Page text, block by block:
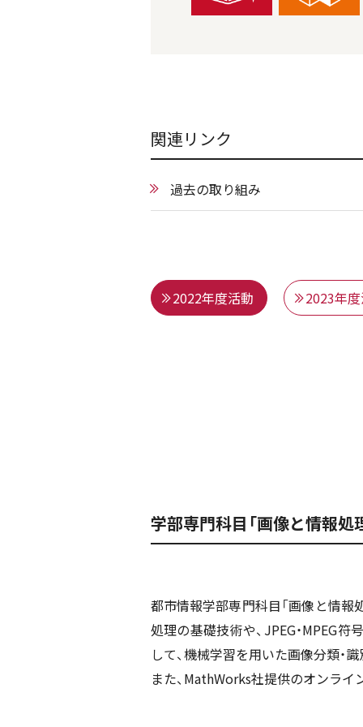
関連リンク
過去の取り組み
2022年度活動 2023年
学部専門科目「画像と情報
都市情報学部専門科目「画像と情報
処理の基礎技術や、JPEG・MPEG
して、機械学習を用いた画像分類・
また、MathWorks社提供のオンラ